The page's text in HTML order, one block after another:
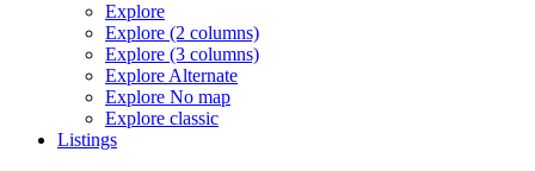
Explore
Explore (2 columns)
Explore (3 columns)
Explore Alternate
Explore No map
Explore classic
Listings